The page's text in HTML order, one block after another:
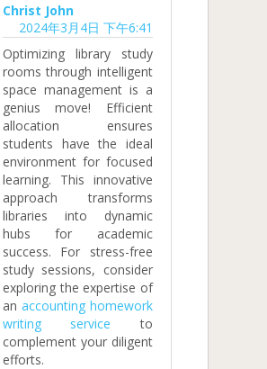
Christ John
2024年3月4日 下午6:41
Optimizing library study
rooms through intelligent
space management is a
genius move! Efficient
allocation ensures
students have the ideal
environment for focused
learning. This innovative
approach transforms
libraries into dynamic
hubs for academic
success. For stress-free
study sessions, consider
exploring the expertise of
an accounting homework
writing service to
complement your diligent
efforts.